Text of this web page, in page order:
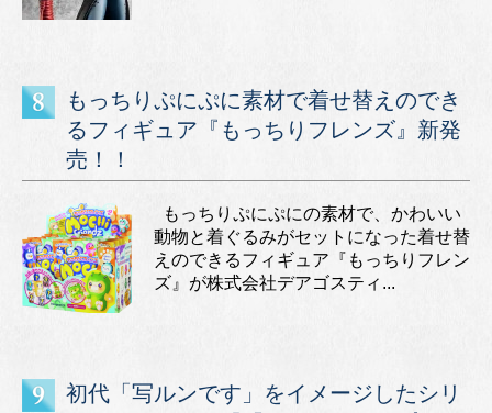
もっちりぷにぷに素材で着せ替えのでき
るフィギュア『もっちりフレンズ』新発
売！！
もっちりぷにぷにの素材で、かわいい
動物と着ぐるみがセットになった着せ替
えのできるフィギュア『もっちりフレン
ズ』が株式会社デアゴスティ...
初代「写ルンです」をイメージしたシリ